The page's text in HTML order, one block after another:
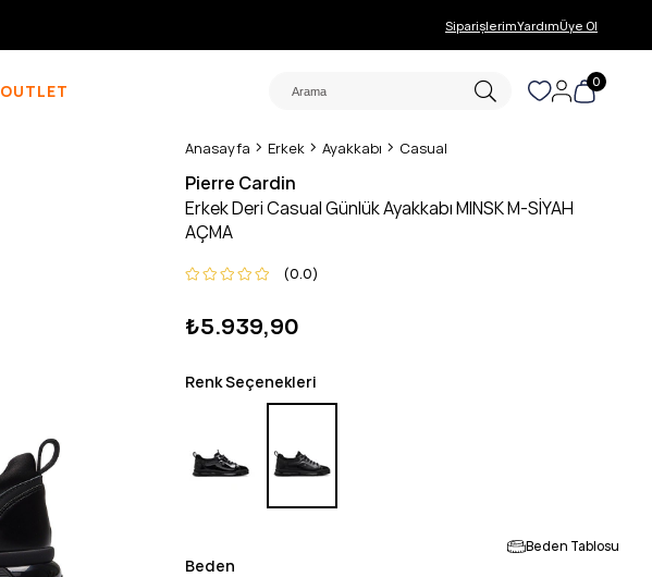
SiparişlerimYardımÜye Ol
OUTLET 0
Anasayfa Erkek Ayakkabı Casual
Pierre Cardin
Erkek Deri Casual Günlük Ayakkabı MINSK M-SİYAH
AÇMA
0.0
₺5.939,90
Renk Seçenekleri
Beden Tablosu
Beden